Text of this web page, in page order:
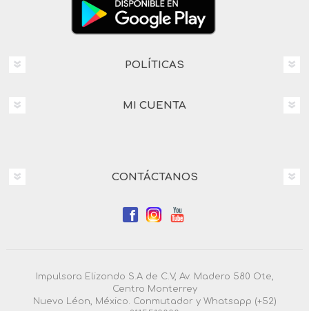
POLÍTICAS
MI CUENTA
CONTÁCTANOS
Impulsora Elizondo S.A de C.V, Av. Madero 580 Ote,
Centro Monterrey
Nuevo Léon, México. Conmutador y Whatsapp (+52)